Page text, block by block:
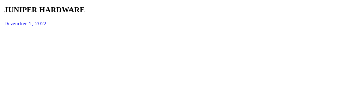
JUNIPER HARDWARE
Dezember 1, 2022